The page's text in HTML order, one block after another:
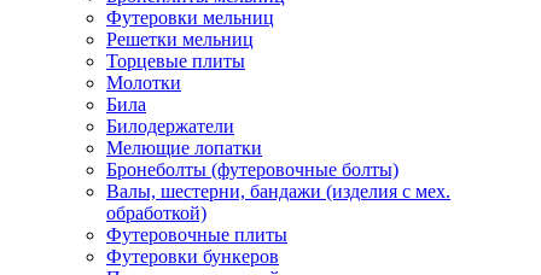
Футеровки мельниц
Решетки мельниц
Торцевые плиты
Молотки
Била
Билодержатели
Мелющие лопатки
Бронеболты (футеровочные болты)
Валы, шестерни, бандажи (изделия с мех.
обработкой)
Футеровочные плиты
Футеровки бункеров